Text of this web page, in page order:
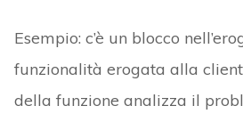
Esempio: c’è un blocco
funzionalità erogata alla
della funzione analizza il